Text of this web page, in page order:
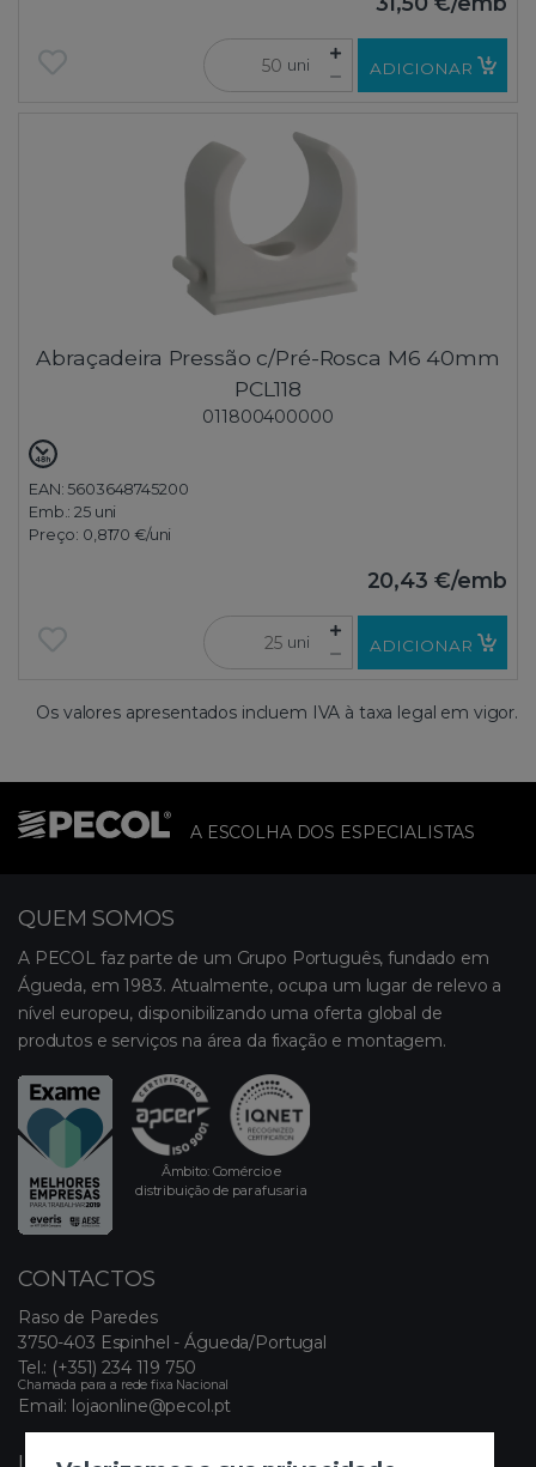
uni ADICIONAR
Abraçadeira Pressão c/Pré-Rosca M6 40mm
PCL118
011800400000
EAN: 5603648745200
Emb.:25 uni
Preço: 0,8170 €/uni
20,43 €/emb
uni ADICIONAR
Os valores apresentados incluem IVA à taxa legal em vigor.
A ESCOLHA DOS ESPECIALISTAS
QUEM SOMOS
A PECOL faz parte de um Grupo Português, fundado em
Águeda, em 1983. Atualmente, ocupa um lugar de relevo a
nível europeu, disponibilizando uma oferta global de
produtos e serviços na área da fixação e montagem.
Âmbito: Comércio e
distribuição de parafusaria
CONTACTOS
Raso de Paredes
3750-403 Espinhel - Águeda/Portugal
Tel.: (+351) 234 119 750
Chamada para a rede fixa Nacional
Email: lojaonline@pecol.pt